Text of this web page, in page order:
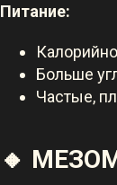
Питание:
Больше
Частые,
🔸